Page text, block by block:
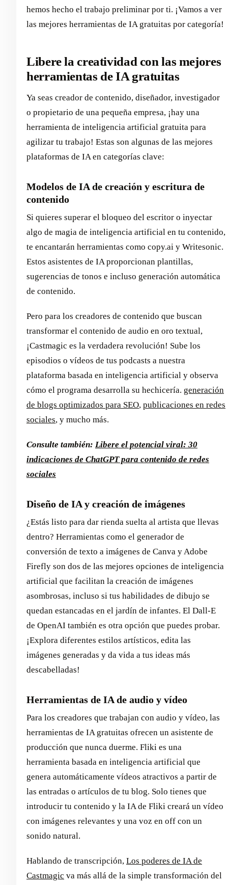
hemos hecho el trabajo preliminar por ti. ¡Vamos a ver
las mejores herramientas de IA gratuitas por categoría!
Libere la creatividad con las mejores
herramientas de IA gratuitas
Ya seas creador de contenido, diseñador, investigador
o propietario de una pequeña empresa, ¡hay una
herramienta de inteligencia artificial gratuita para
agilizar tu trabajo! Estas son algunas de las mejores
plataformas de IA en categorías clave:
Modelos de IA de creación y escritura de
contenido
Si quieres superar el bloqueo del escritor o inyectar
algo de magia de inteligencia artificial en tu contenido,
te encantarán herramientas como copy.ai y Writesonic.
Estos asistentes de IA proporcionan plantillas,
sugerencias de tonos e incluso generación automática
de contenido.
Pero para los creadores de contenido que buscan
transformar el contenido de audio en oro textual,
¡Castmagic es la verdadera revolución! Sube los
episodios o vídeos de tus podcasts a nuestra
plataforma basada en inteligencia artificial y observa
cómo el programa desarrolla su hechicería. generación
de blogs optimizados para SEO, publicaciones en redes
sociales, y mucho más.
Consulte también: Libere el potencial viral: 30
indicaciones de ChatGPT para contenido de redes
sociales
Diseño de IA y creación de imágenes
¿Estás listo para dar rienda suelta al artista que llevas
dentro? Herramientas como el generador de
conversión de texto a imágenes de Canva y Adobe
Firefly son dos de las mejores opciones de inteligencia
artificial que facilitan la creación de imágenes
asombrosas, incluso si tus habilidades de dibujo se
quedan estancadas en el jardín de infantes. El Dall-E
de OpenAI también es otra opción que puedes probar.
¡Explora diferentes estilos artísticos, edita las
imágenes generadas y da vida a tus ideas más
descabelladas!
Herramientas de IA de audio y vídeo
Para los creadores que trabajan con audio y vídeo, las
herramientas de IA gratuitas ofrecen un asistente de
producción que nunca duerme. Fliki es una
herramienta basada en inteligencia artificial que
genera automáticamente vídeos atractivos a partir de
las entradas o artículos de tu blog. Solo tienes que
introducir tu contenido y la IA de Fliki creará un vídeo
con imágenes relevantes y una voz en off con un
sonido natural.
Hablando de transcripción, Los poderes de IA de
Castmagic va más allá de la simple transformación del